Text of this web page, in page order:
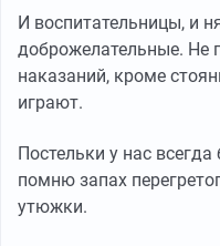
И воспитательницы, и
доброжелательные. Не
наказаний, кроме
играют.
Постельки у нас
помню запах
утюжки.